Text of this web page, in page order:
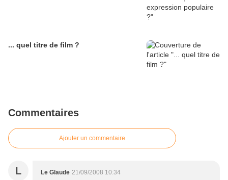
... quel titre de film ?
Commentaires
Ajouter un commentaire
L Le Glaude 21/09/2008 10:34